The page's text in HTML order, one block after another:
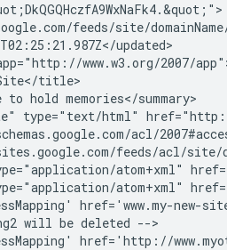
feeds/site/
domainName
updated>
www.w3.org/2007/
</title>
to hold memories</summary>
type="text/html"
acl/
feeds/acl/site/
atom+xml"
atom+xml"
href='
www.my-new-
will be deleted -->
href='
http://